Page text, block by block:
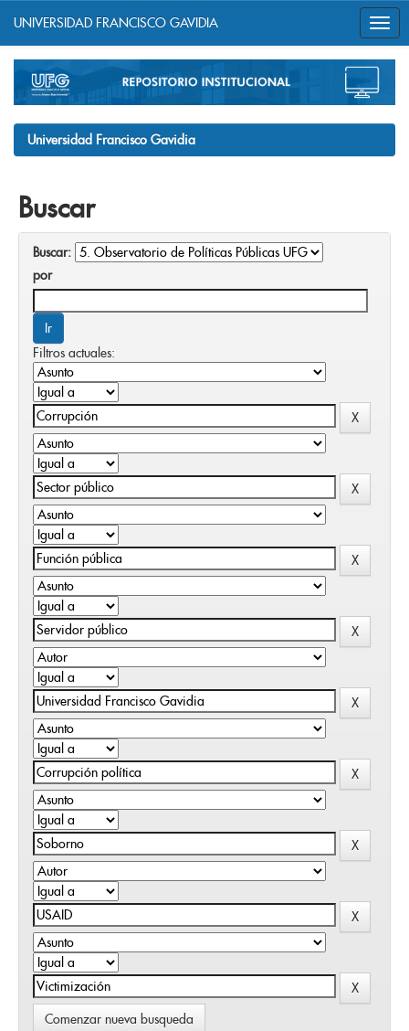
navigation
UNIVERSIDAD FRANCISCO GAVIDIA
Universidad Francisco Gavidia
Buscar
Buscar:
por
Filtros actuales:
Comenzar nueva busqueda